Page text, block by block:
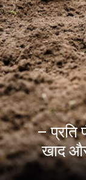
– प्रति
खाद